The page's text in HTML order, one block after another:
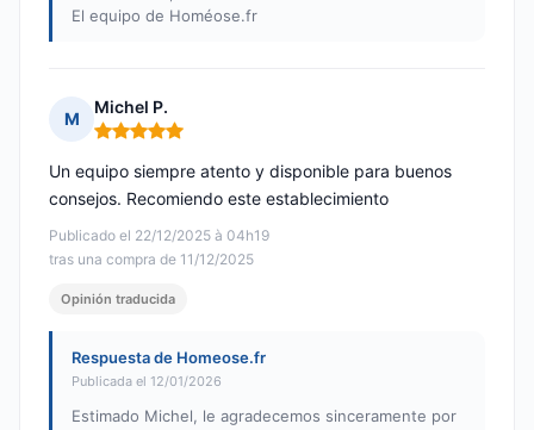
El equipo de Homéose.fr
M
Michel P.
Nota: 5 de 5
Publicado el 22/12/2025 à 04h19
tras una compra de 11/12/2025
Un equipo siempre atento y disponible para buenos
consejos. Recomiendo este establecimiento
Opinión traducida
Respuesta de Homeose.fr
Publicada el 12/01/2026
Estimado Michel, le agradecemos sinceramente por